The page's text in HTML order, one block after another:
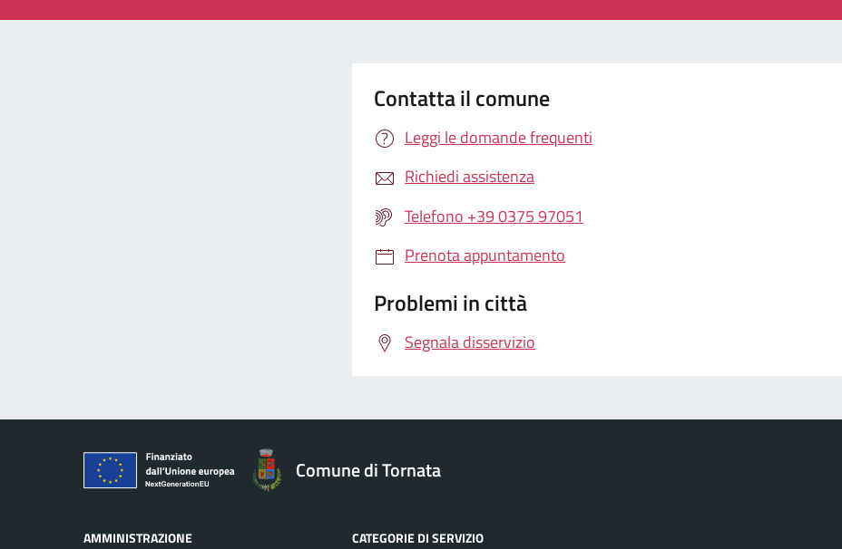
Contatta il comune
Leggi le domande frequenti
Richiedi assistenza
Telefono +39 0375 97051
Prenota appuntamento
Problemi in città
Segnala disservizio
Comune di Tornata
AMMINISTRAZIONE CATEGORIE DI SERVIZIO